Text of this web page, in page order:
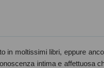
in moltissimi libri, eppure
intima e affettuosa